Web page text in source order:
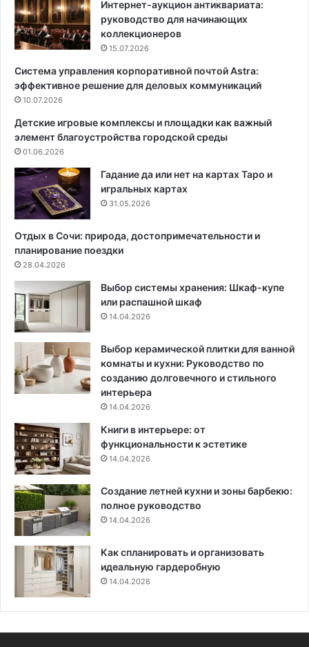
г
о
п
р
я
д
а
в
п
р
и
о
ж
й
Интернет-аукцион антиквариата:
руководство для начинающих
коллекционеров
15.07.2026
Система управления корпоративной почтой Astra:
эффективное решение для деловых коммуникаций
10.07.2026
Детские игровые комплексы и площадки как важный
элемент благоустройства городской среды
01.06.2026
Гадание да или нет на картах Таро и
игральных картах
31.05.2026
Отдых в Сочи: природа, достопримечательности и
планирование поездки
28.04.2026
Выбор системы хранения: Шкаф-купе
или распашной шкаф
14.04.2026
Выбор керамической плитки для ванной
комнаты и кухни: Руководство по
созданию долговечного и стильного
интерьера
14.04.2026
Книги в интерьере: от
функциональности к эстетике
14.04.2026
Создание летней кухни и зоны барбекю:
полное руководство
14.04.2026
Как спланировать и организовать
идеальную гардеробную
14.04.2026